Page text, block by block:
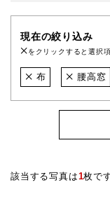
現在の絞り込み
をクリックすると選択
布 腰高窓
該当する写真は1枚で